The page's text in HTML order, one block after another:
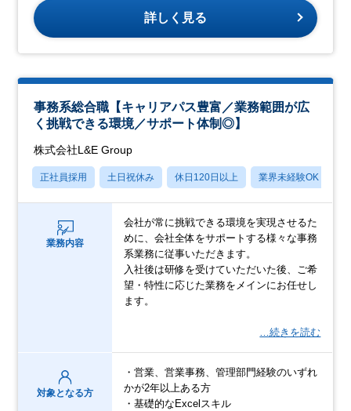
詳しく見る
事務系総合職【キャリアパス豊富／業務範囲が広
く挑戦できる環境／サポート体制◎】
株式会社L&E Group
正社員採用 土日祝休み 休日120日以上 業界未経験OK
業務内容
会社が常に挑戦できる環境を実現させるた
めに、会社全体をサポートする様々な事務
系業務に従事いただきます。
入社後は研修を受けていただいた後、ご希
望・特性に応じた業務をメインにお任せし
ます。
…続きを読む
対象となる方
・営業、営業事務、管理部門経験のいずれ
かが2年以上ある方
・基礎的なExcelスキル